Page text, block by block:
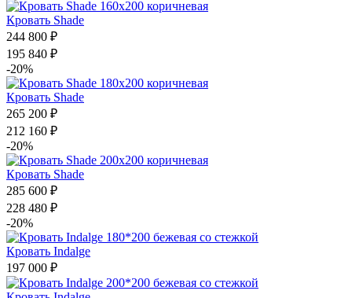
Кровать Shade
244 800 ₽
195 840 ₽
-20%
Кровать Shade
265 200 ₽
212 160 ₽
-20%
Кровать Shade
285 600 ₽
228 480 ₽
-20%
Кровать Indalge
197 000 ₽